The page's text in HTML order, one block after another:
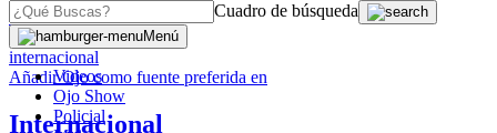
Cuadro de búsqueda
Menú
Videos
Ojo Show
Policial
OJO
internacional
AñadirOjocomo fuente preferida en
Internacional